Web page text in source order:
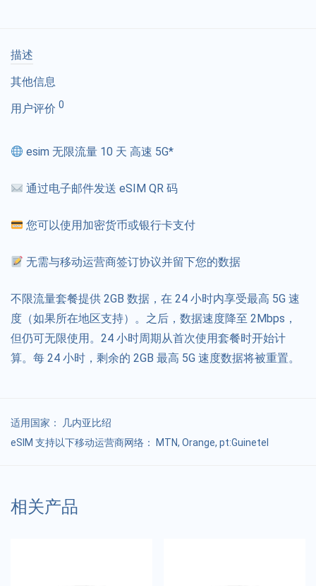
描述
其他信息
用户评价 0
esim 无限流量 10 天 高速 5G*
通过电子邮件发送 eSIM QR 码
您可以使用加密货币或银行卡支付
无需与移动运营商签订协议并留下您的数据
不限流量套餐提供 2GB 数据，在 24 小时内享受最高 5G 速
度（如果所在地区支持）。之后，数据速度降至 2Mbps，
但仍可无限使用。24 小时周期从首次使用套餐时开始计
算。每 24 小时，剩余的 2GB 最高 5G 速度数据将被重置。
适用国家：
几内亚比绍
eSIM 支持以下移动运营商网络： MTN, Orange, pt:Guinetel
相关产品